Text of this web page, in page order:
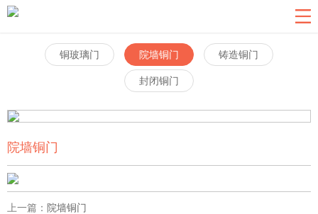
网站导航
关于我们
铸铝门系列
铜楼梯扶手
新闻资讯
联系我们
铜玻璃门 院墙铜门 铸造铜门
封闭铜门
院墙铜门
上一篇： 院墙铜门